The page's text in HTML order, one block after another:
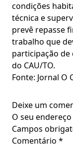
condições
técnica e
prevê repasse
trabalho que
participação
do CAU/TO.
Fonte: Jornal O
Deixe um
O seu
Campos
Comentário *